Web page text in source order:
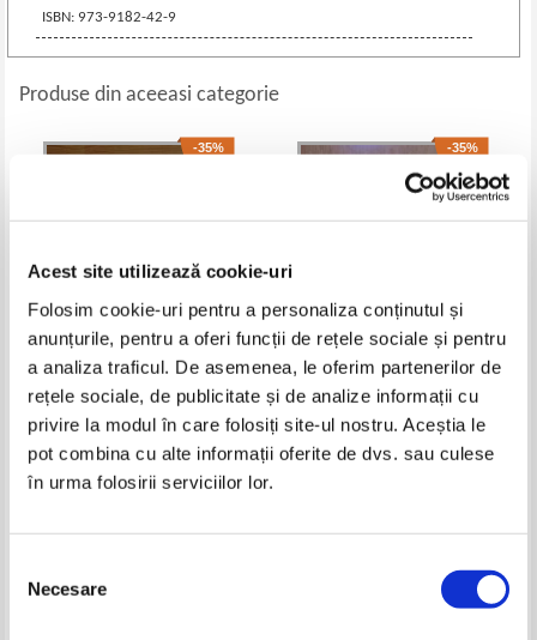
Acest site utilizează cookie-uri
Folosim cookie-uri pentru a personaliza conținutul și
anunțurile, pentru a oferi funcții de rețele sociale și pentru
a analiza traficul. De asemenea, le oferim partenerilor de
rețele sociale, de publicitate și de analize informații cu
privire la modul în care folosiți site-ul nostru. Aceștia le
pot combina cu alte informații oferite de dvs. sau culese
în urma folosirii serviciilor lor.
consimțământului
Necesare
ISBN: 973-9182-42-9
Produse din aceeasi categorie
-35%
Emil Noni Iordache - Zbor in
forma de pumn
Pret:19,00Lei 12,35 Lei
Adaugă în coș
-35%
Horatiu. Cele mai frumoase
poezii
Pret:21,00Lei 13,65 Lei